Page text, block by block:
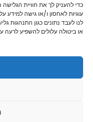
כדי להעניק לך את חוויית
עוגיות לאחסון ו/או גישה
לנו לעבד נתונים כגון התנהגות
או ביטולה עלולים להשפיע לרעה
Copyright © 2026 | הראל צלמים | פיתוח תמונות ומתנות בעיצוב אישי בקרית אתא